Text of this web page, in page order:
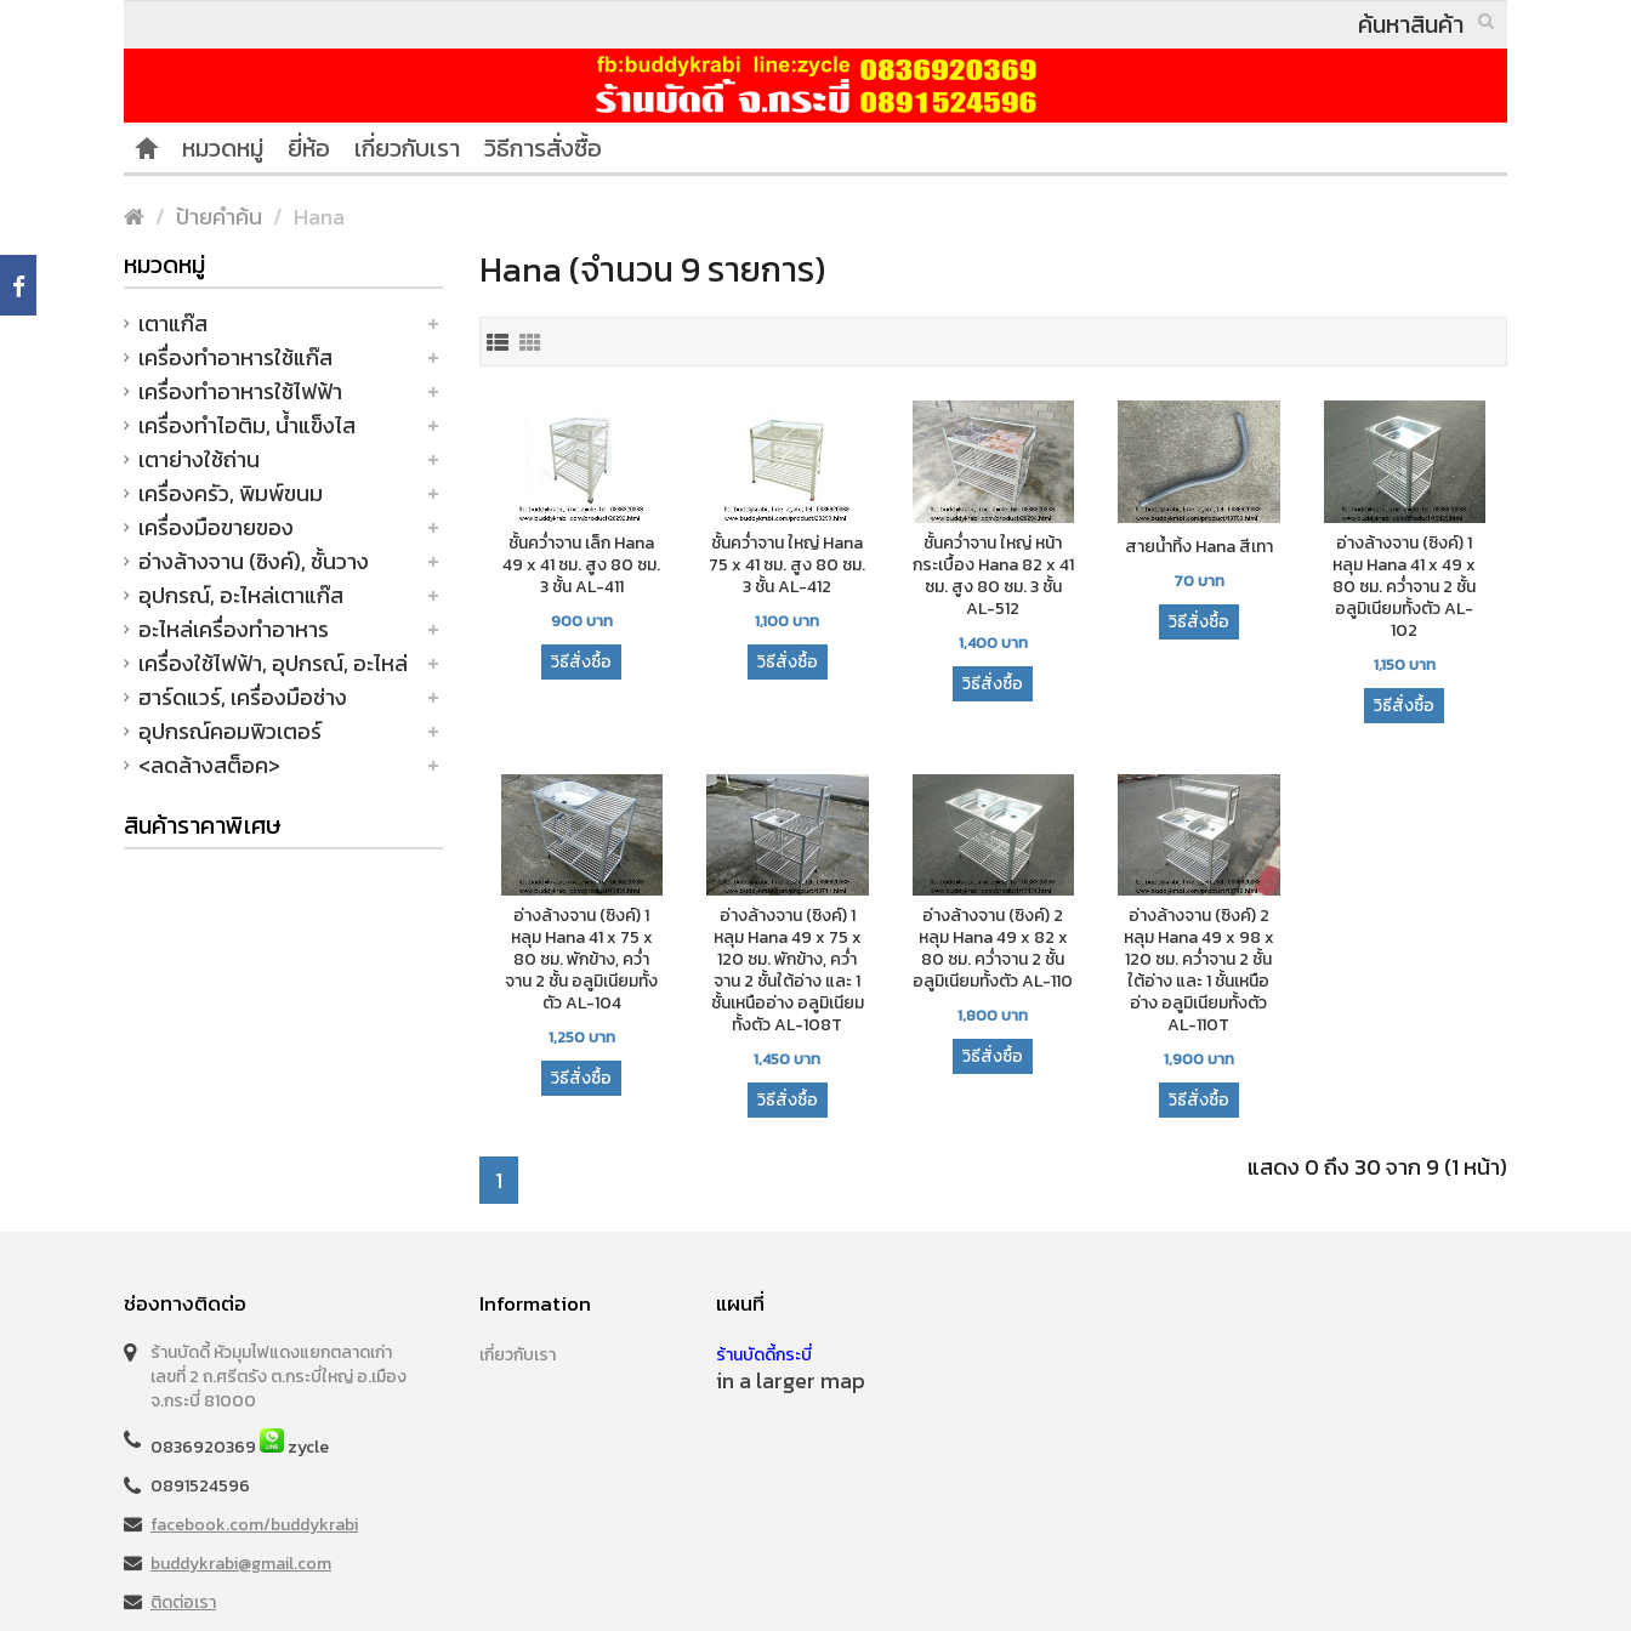
หมวดหมู่ ยี่ห้อ เกี่ยวกับเรา วิธีการสั่งซื้อ
ป้ายคำค้น Hana
หมวดหมู่
เตาแก๊ส
เครื่องทำอาหารใช้แก๊ส
เครื่องทำอาหารใช้ไฟฟ้า
เครื่องทำไอติม, น้ำแข็งไส
เตาย่างใช้ถ่าน
เครื่องครัว, พิมพ์ขนม
เครื่องมือขายของ
อ่างล้างจาน (ซิงค์), ชั้นวาง
อุปกรณ์, อะไหล่เตาแก๊ส
อะไหล่เครื่องทำอาหาร
เครื่องใช้ไฟฟ้า, อุปกรณ์, อะไหล่
ฮาร์ดแวร์, เครื่องมือช่าง
อุปกรณ์คอมพิวเตอร์
<ลดล้างสต็อค>
สินค้าราคาพิเศษ
Hana (จำนวน 9 รายการ)
ชั้นคว่ำจาน เล็ก Hana
49 x 41 ซม. สูง 80 ซม.
3 ชั้น AL-411
900บาท
วิธีสั่งซื้อ
ชั้นคว่ำจาน ใหญ่ Hana
75 x 41 ซม. สูง 80 ซม.
3 ชั้น AL-412
1,100บาท
วิธีสั่งซื้อ
ชั้นคว่ำจาน ใหญ่ หน้า
กระเบื้อง Hana 82 x 41
ซม. สูง 80 ซม. 3 ชั้น
AL-512
1,400บาท
วิธีสั่งซื้อ
สายน้ำทิ้ง Hana สีเทา
70บาท
วิธีสั่งซื้อ
อ่างล้างจาน (ซิงค์) 1
หลุม Hana 41 x 49 x
80 ซม. คว่ำจาน 2 ชั้น
อลูมิเนียมทั้งตัว AL-
102
1,150บาท
วิธีสั่งซื้อ
อ่างล้างจาน (ซิงค์) 1
หลุม Hana 41 x 75 x
80 ซม. พักข้าง, คว่ำ
จาน 2 ชั้น อลูมิเนียมทั้ง
ตัว AL-104
1,250บาท
วิธีสั่งซื้อ
อ่างล้างจาน (ซิงค์) 1
หลุม Hana 49 x 75 x
120 ซม. พักข้าง, คว่ำ
จาน 2 ชั้นใต้อ่าง และ 1
ชั้นเหนืออ่าง อลูมิเนียม
ทั้งตัว AL-108T
1,450บาท
วิธีสั่งซื้อ
อ่างล้างจาน (ซิงค์) 2
หลุม Hana 49 x 82 x
80 ซม. คว่ำจาน 2 ชั้น
อลูมิเนียมทั้งตัว AL-110
1,800บาท
วิธีสั่งซื้อ
อ่างล้างจาน (ซิงค์) 2
หลุม Hana 49 x 98 x
120 ซม. คว่ำจาน 2 ชั้น
ใต้อ่าง และ 1 ชั้นเหนือ
อ่าง อลูมิเนียมทั้งตัว
AL-110T
1,900บาท
วิธีสั่งซื้อ
1 แสดง 0 ถึง 30 จาก 9 (1 หน้า)
ช่องทางติดต่อ
ร้านบัดดี้ หัวมุมไฟแดงแยกตลาดเก่า
เลขที่ 2 ถ.ศรีตรัง ต.กระบี่ใหญ่ อ.เมือง
จ.กระบี่ 81000
0836920369
zycle
0891524596
facebook.com/buddykrabi
buddykrabi@gmail.com
ติดต่อเรา
Information
เกี่ยวกับเรา
แผนที่
ร้านบัดดี้กระบี่
in a larger map